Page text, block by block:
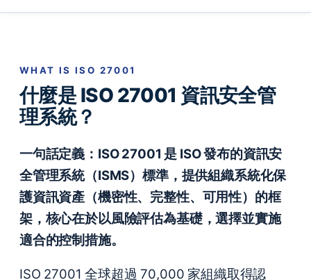
WHAT IS ISO 27001
什麼是 ISO 27001 資訊安全管
理系統？
一句話定義：ISO 27001 是 ISO 發布的資訊安
全管理系統（ISMS）標準，提供組織系統化保
護資訊資產（機密性、完整性、可用性）的框
架，核心在於以風險評估為基礎，選擇並實施
適合的控制措施。
ISO 27001 全球超過 70,000 家組織取得認